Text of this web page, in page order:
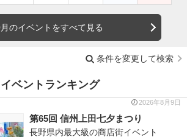
のイベントをすべて見る
条件を変更して検索
イベントランキング
2026年8月9日
第65回 信州上田七夕まつり
長野県内最大級の商店街イベント